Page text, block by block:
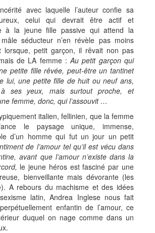
avec laquelle l’auteur confie sa
celui qui devrait être actif et
à la jeune fille passive qui attend la
séducteur n’en révèle pas moins
lorsque, petit garçon, il rêvait non pas
de LA femme :Au petit garçon qui
petite fille rêvée, peut-être un tantinet
lui, une petite fille de huit ou neuf ans,
ses yeux, mais surtout proche, et
femme, donc, qui l’assouvit …
italien, fellinien, que la femme
le paysage unique, immense,
d’un homme qui fut un jour un petit
de l’amour tel qu’il est vécu dans
avant que l’amour n’existe dans la
le jeune héros est fasciné par une
bienveillante mais dévorante (les
A rebours du machisme et des idées
latin, Andrea Inglese nous fait
enfantin de l’amour, ce
duquel on nage comme dans un